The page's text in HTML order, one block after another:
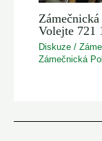
Volejte 721
Diskuze /
Zámečnická